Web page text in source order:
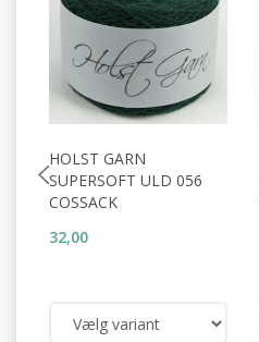
HOLST GARN
SUPERSOFT ULD 056
COSSACK
32,00